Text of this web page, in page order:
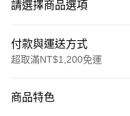
請選擇商品選項
付款與運送方式
超取滿NT$1,200免運
信用卡一次付款
商品特色